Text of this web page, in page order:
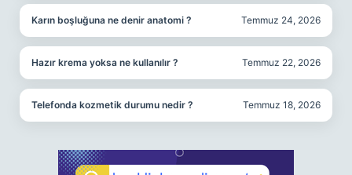
Karın boşluğuna ne denir anatomi ? Temmuz 24, 2026
Hazır krema yoksa ne kullanılır ? Temmuz 22, 2026
Telefonda kozmetik durumu nedir ? Temmuz 18, 2026